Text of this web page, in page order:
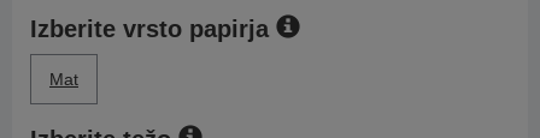
Izberite vrsto papirja
Mat